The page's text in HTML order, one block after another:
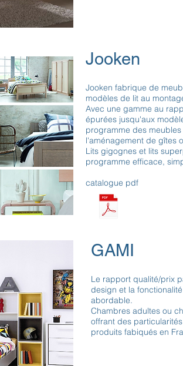
Jooken
Jooken fabrique de
modèles de lit au
Avec une gamme au
épurées jusqu'aux
programme des
l'aménagement de gîtes
Lits gigognes et lits
programme efficace,
catalogue pdf
GAMI
Le rapport qualité/prix
design et la
abordable.
Chambres adultes ou
offrant des
produits fabiqués en